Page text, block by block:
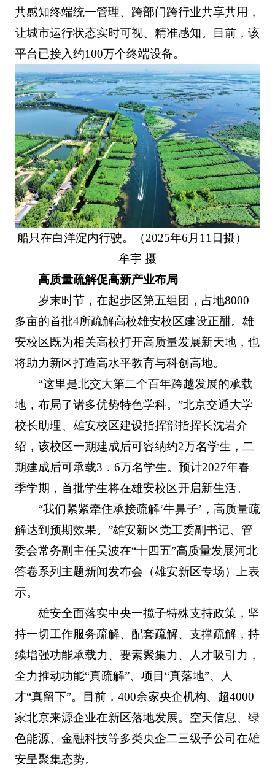
共感知终端统一管理、跨部门跨行业共享共用，
让城市运行状态实时可视、精准感知。目前，该
平台已接入约100万个终端设备。
船只在白洋淀内行驶。（2025年6月11日摄）
牟宇 摄
高质量疏解促高新产业布局
岁末时节，在起步区第五组团，占地8000
多亩的首批4所疏解高校雄安校区建设正酣。雄
安校区既为相关高校打开高质量发展新天地，也
将助力新区打造高水平教育与科创高地。
“这里是北交大第二个百年跨越发展的承载
地，布局了诸多优势特色学科。”北京交通大学
校长助理、雄安校区建设指挥部指挥长沈岩介
绍，该校区一期建成后可容纳约2万名学生，二
期建成后可承载3．6万名学生。预计2027年春
季学期，首批学生将在雄安校区开启新生活。
“我们紧紧牵住承接疏解‘牛鼻子’，高质量疏
解达到预期效果。”雄安新区党工委副书记、管
委会常务副主任吴波在“十四五”高质量发展河北
答卷系列主题新闻发布会（雄安新区专场）上表
示。
雄安全面落实中央一揽子特殊支持政策，坚
持一切工作服务疏解、配套疏解、支撑疏解，持
续增强功能承载力、要素聚集力、人才吸引力，
全力推动功能“真疏解”、项目“真落地”、人
才“真留下”。目前，400余家央企机构、超4000
家北京来源企业在新区落地发展。空天信息、绿
色能源、金融科技等多类央企二三级子公司在雄
安呈聚集态势。